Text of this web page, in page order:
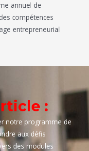
annuel de
compétences
entrepreneurial
:
notre programme de
aux défis
des modules